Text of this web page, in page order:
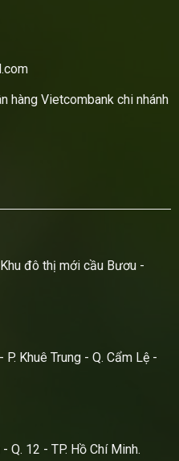
hàng Vietcombank chi nhánh
đô thị mới cầu Bươu -
Khuê Trung - Q. Cẩm Lệ -
12 - TP. Hồ Chí Minh.